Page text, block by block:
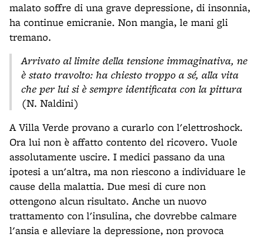
malato soffre di una grave depressione, di insonnia,
ha continue emicranie. Non mangia, le mani gli
tremano.
Arrivato al limite della tensione immaginativa, ne
è stato travolto: ha chiesto troppo a sé, alla vita
che per lui si è sempre identificata con la pittura
(N. Naldini)
A Villa Verde provano a curarlo con l'elettroshock.
Ora lui non è affatto contento del ricovero. Vuole
assolutamente uscire. I medici passano da una
ipotesi a un'altra, ma non riescono a individuare le
cause della malattia. Due mesi di cure non
ottengono alcun risultato. Anche un nuovo
trattamento con l'insulina, che dovrebbe calmare
l'ansia e alleviare la depressione, non provoca